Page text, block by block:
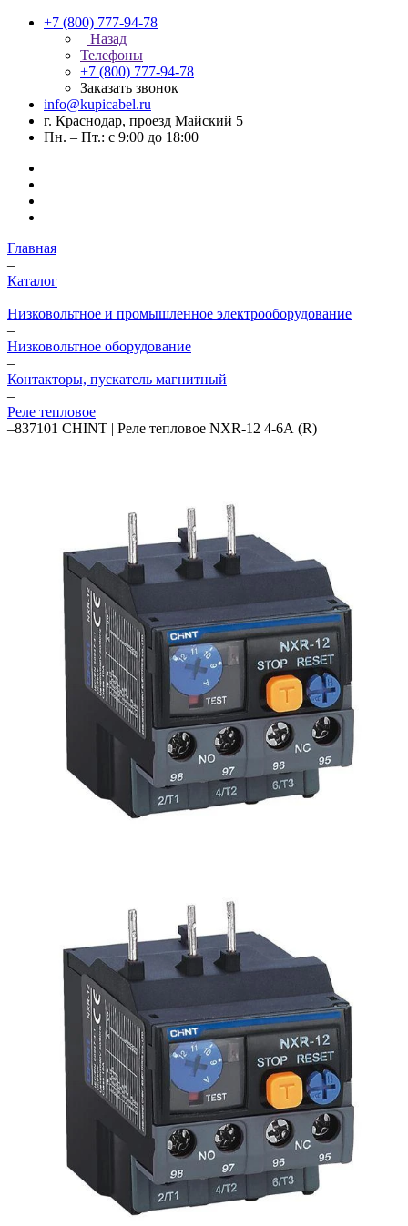
+7 (800) 777-94-78
Назад
Телефоны
+7 (800) 777-94-78
Заказать звонок
info@kupicabel.ru
г. Краснодар, проезд Майский 5
Пн. – Пт.: с 9:00 до 18:00
Главная
–
Каталог
–
Низковольтное и промышленное электрооборудование
–
Низковольтное оборудование
–
Контакторы, пускатель магнитный
–
Реле тепловое
–837101 CHINT | Реле тепловое NXR-12 4-6А (R)